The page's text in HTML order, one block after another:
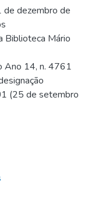
dezembro de
Biblioteca Mário
Ano 14, n. 4761
(25 de setembro